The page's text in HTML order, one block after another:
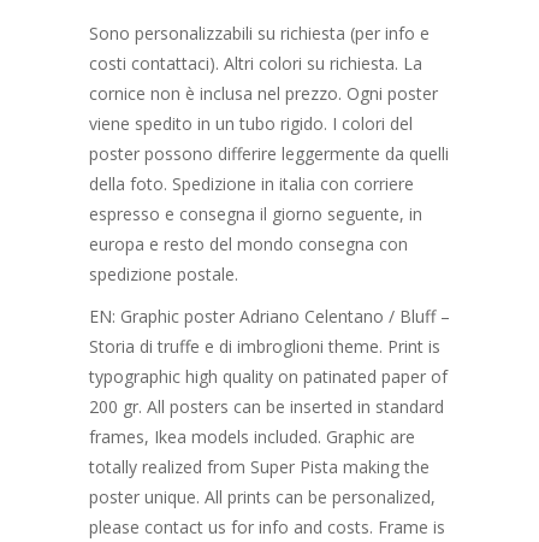
Sono personalizzabili su richiesta (per info e
costi contattaci). Altri colori su richiesta. La
cornice non è inclusa nel prezzo. Ogni poster
viene spedito in un tubo rigido. I colori del
poster possono differire leggermente da quelli
della foto. Spedizione in italia con corriere
espresso e consegna il giorno seguente, in
europa e resto del mondo consegna con
spedizione postale.
EN: Graphic poster Adriano Celentano / Bluff –
Storia di truffe e di imbroglioni theme. Print is
typographic high quality on patinated paper of
200 gr. All posters can be inserted in standard
frames, Ikea models included. Graphic are
totally realized from Super Pista making the
poster unique. All prints can be personalized,
please contact us for info and costs. Frame is